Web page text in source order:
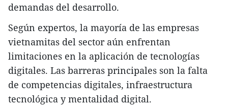
demandas del desarrollo.
Según expertos, la mayoría de las empresas
vietnamitas del sector aún enfrentan
limitaciones en la aplicación de tecnologías
digitales. Las barreras principales son la falta
de competencias digitales, infraestructura
tecnológica y mentalidad digital.